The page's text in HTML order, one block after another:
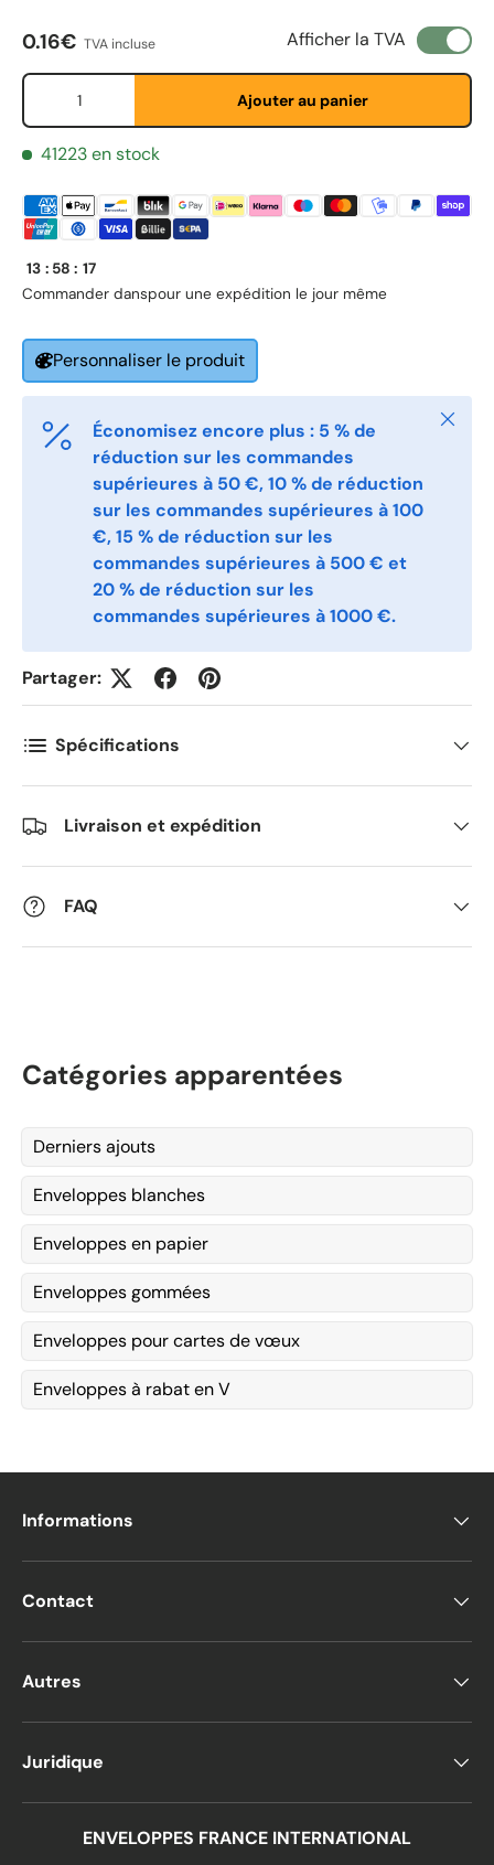
Fornavn
E-post
Telefon
Postnummer *
Antall *
Kommentarer
Prix habituel
0.16€ TVA incluse Afficher la TVA
Qté
Ajouter au panier
41223 en stock
Commander dans
13 : 58 : 17
pour une expédition le jour même
Personnaliser le produit
Économisez encore plus : 5 % de
réduction sur les commandes
supérieures à 50 €, 10 % de réduction
sur les commandes supérieures à 100
€, 15 % de réduction sur les
commandes supérieures à 500 € et
20 % de réduction sur les
commandes supérieures à 1000 €.
Fermer
Partager:
Spécifications
Livraison et expédition
FAQ
Catégories apparentées
Derniers ajouts
Enveloppes blanches
Enveloppes en papier
Enveloppes gommées
Enveloppes pour cartes de vœux
Enveloppes à rabat en V
Informations
Contact
Autres
Juridique
ENVELOPPES FRANCE INTERNATIONAL